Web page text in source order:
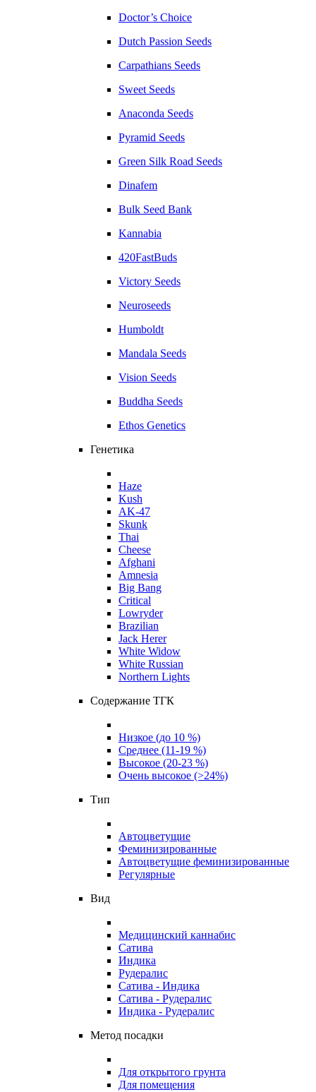
Doctor’s Choice
Dutch Passion Seeds
Carpathians Seeds
Sweet Seeds
Anaconda Seeds
Pyramid Seeds
Green Silk Road Seeds
Dinafem
Bulk Seed Bank
Kannabia
420FastBuds
Victory Seeds
Neuroseeds
Humboldt
Mandala Seeds
Vision Seeds
Buddha Seeds
Ethos Genetics
Генетика
Haze
Kush
AK-47
Skunk
Thai
Cheese
Afghani
Amnesia
Big Bang
Critical
Lowryder
Brazilian
Jack Herer
White Widow
White Russian
Northern Lights
Содержание ТГК
Низкое (до 10 %)
Среднее (11-19 %)
Высокое (20-23 %)
Очень высокое (>24%)
Тип
Автоцветущие
Феминизированные
Автоцветущие феминизированные
Регулярные
Вид
Медицинский каннабис
Сатива
Индика
Рудералис
Сатива - Индика
Сатива - Рудералис
Индика - Рудералис
Метод посадки
Для открытого грунта
Для помещения